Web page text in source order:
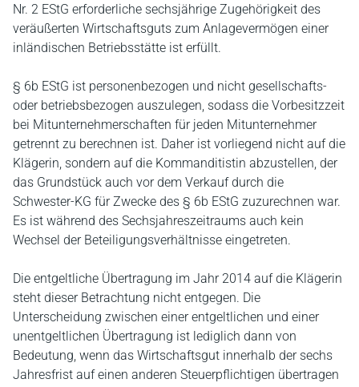
Nr. 2 EStG erforderliche sechsjährige Zugehörigkeit des
veräußerten Wirtschaftsguts zum Anlagevermögen einer
inländischen Betriebsstätte ist erfüllt.
§ 6b EStG ist personenbezogen und nicht gesellschafts-
oder betriebsbezogen auszulegen, sodass die Vorbesitzzeit
bei Mitunternehmerschaften für jeden Mitunternehmer
getrennt zu berechnen ist. Daher ist vorliegend nicht auf die
Klägerin, sondern auf die Kommanditistin abzustellen, der
das Grundstück auch vor dem Verkauf durch die
Schwester-KG für Zwecke des § 6b EStG zuzurechnen war.
Es ist während des Sechsjahreszeitraums auch kein
Wechsel der Beteiligungsverhältnisse eingetreten.
Die entgeltliche Übertragung im Jahr 2014 auf die Klägerin
steht dieser Betrachtung nicht entgegen. Die
Unterscheidung zwischen einer entgeltlichen und einer
unentgeltlichen Übertragung ist lediglich dann von
Bedeutung, wenn das Wirtschaftsgut innerhalb der sechs
Jahresfrist auf einen anderen Steuerpflichtigen übertragen